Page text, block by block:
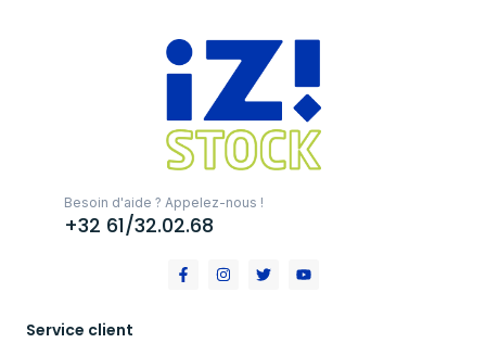
Besoin d'aide ? Appelez-nous !
+32 61/32.02.68
Service client